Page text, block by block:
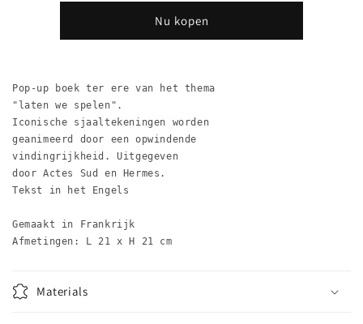
Up
Boek
Boek
Nu kopen
Pop-up boek ter ere van het thema
"laten we spelen".
Iconische sjaaltekeningen worden
geanimeerd door een opwindende
vindingrijkheid. Uitgegeven
door Actes Sud en Hermes.
Tekst in het Engels
Gemaakt in Frankrijk
Afmetingen: L 21 x H 21 cm
Materials